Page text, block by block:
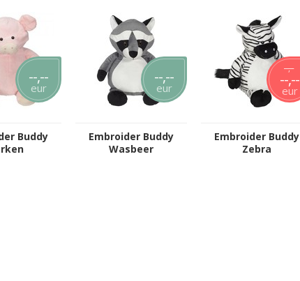
Buddy
--,--
eur
Embroider Buddy
Wasbeer
--,--
eur
Embroider Buddy
Zebra
--,--
--,--
eur